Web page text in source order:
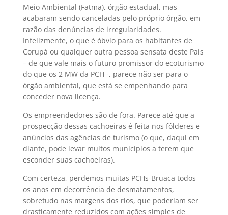
Meio Ambiental (Fatma), órgão estadual, mas
acabaram sendo canceladas pelo próprio órgão, em
razão das denúncias de irregularidades.
Infelizmente, o que é óbvio para os habitantes de
Corupá ou qualquer outra pessoa sensata deste País
– de que vale mais o futuro promissor do ecoturismo
do que os 2 MW da PCH -, parece não ser para o
órgão ambiental, que está se empenhando para
conceder nova licença.
Os empreendedores são de fora. Parece até que a
prospecção dessas cachoeiras é feita nos fôlderes e
anúncios das agências de turismo (o que, daqui em
diante, pode levar muitos municípios a terem que
esconder suas cachoeiras).
Com certeza, perdemos muitas PCHs-Bruaca todos
os anos em decorrência de desmatamentos,
sobretudo nas margens dos rios, que poderiam ser
drasticamente reduzidos com ações simples de